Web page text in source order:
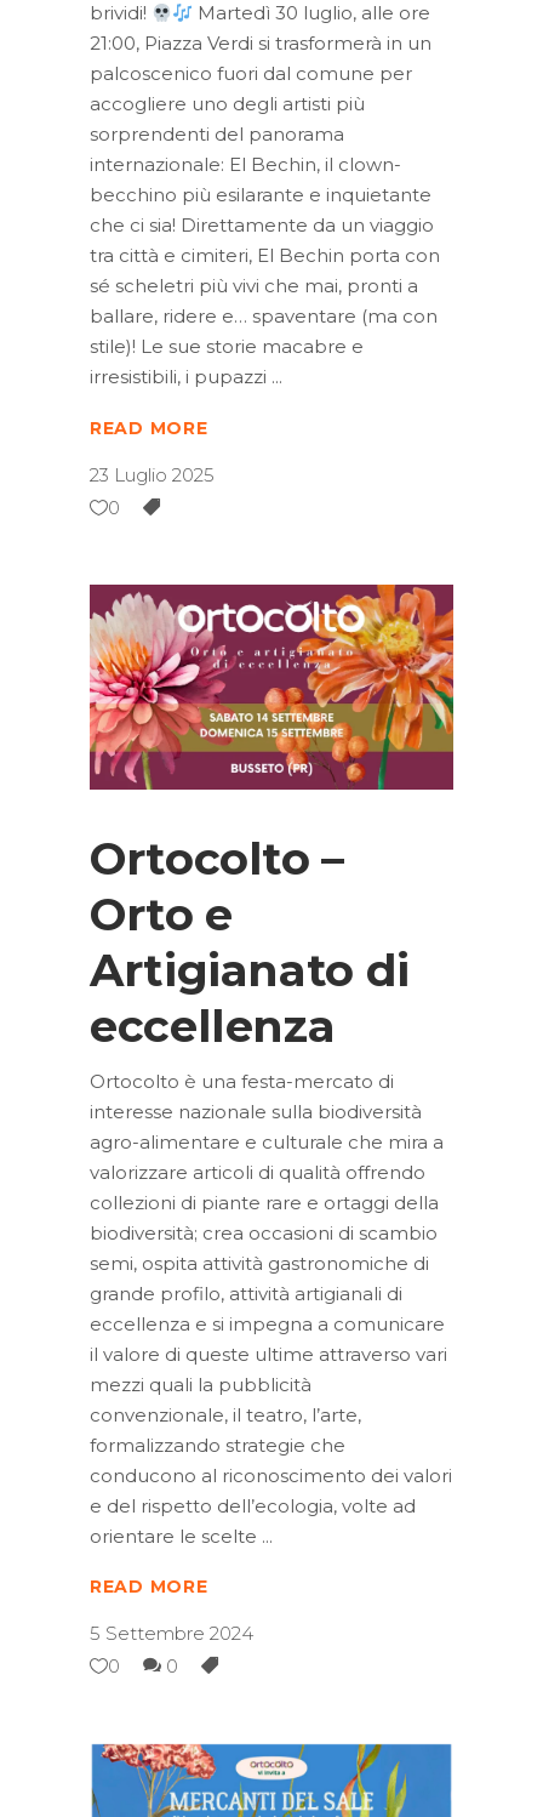
brividi!
Martedì 30 luglio, alle ore
21:00, Piazza Verdi si trasformerà in un
palcoscenico fuori dal comune per
accogliere uno degli artisti più
sorprendenti del panorama
internazionale: El Bechin, il clown-
becchino più esilarante e inquietante
che ci sia! Direttamente da un viaggio
tra città e cimiteri, El Bechin porta con
sé scheletri più vivi che mai, pronti a
ballare, ridere e… spaventare (ma con
stile)! Le sue storie macabre e
irresistibili, i pupazzi
READ MORE
23 Luglio 2025
0
Ortocolto –
Orto e
Artigianato di
eccellenza
Ortocolto è una festa-mercato di
interesse nazionale sulla biodiversità
agro-alimentare e culturale che mira a
valorizzare articoli di qualità offrendo
collezioni di piante rare e ortaggi della
biodiversità; crea occasioni di scambio
semi, ospita attività gastronomiche di
grande profilo, attività artigianali di
eccellenza e si impegna a comunicare
il valore di queste ultime attraverso vari
mezzi quali la pubblicità
convenzionale, il teatro, l’arte,
formalizzando strategie che
conducono al riconoscimento dei valori
e del rispetto dell’ecologia, volte ad
orientare le scelte
READ MORE
5 Settembre 2024
0
0